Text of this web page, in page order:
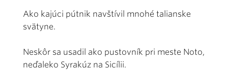
Ako kajúci pútnik navštívil mnohé talianske
svätyne.
Neskôr sa usadil ako pustovník pri meste Noto,
neďaleko Syrakúz na Sicílii.